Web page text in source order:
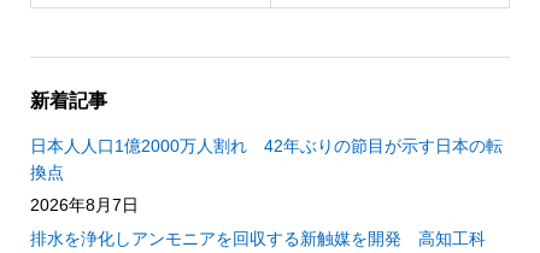
新着記事
日本人人口1億2000万人割れ 42年ぶりの節目が示す日本の転
換点
2026年8月7日
排水を浄化しアンモニアを回収する新触媒を開発 高知工科